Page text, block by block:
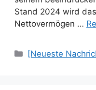
Stand 2024 wird
Nettovermögen …
Categories
[Neueste